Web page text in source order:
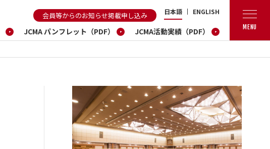
会員等からのお知らせ掲載申し込み 日本語 ENGLISH
JCMA パンフレット（PDF） JCMA活動実績（PDF） MENU